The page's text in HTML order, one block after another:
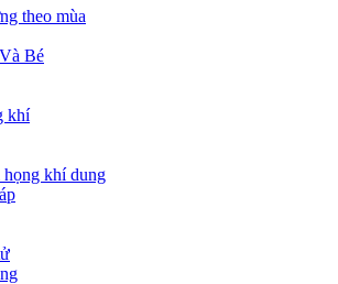
theo mùa
Bé
khí
khí dung